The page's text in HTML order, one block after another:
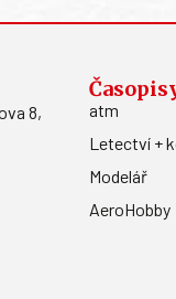
8,
atm
Letectví +
Modelář
AeroHobby